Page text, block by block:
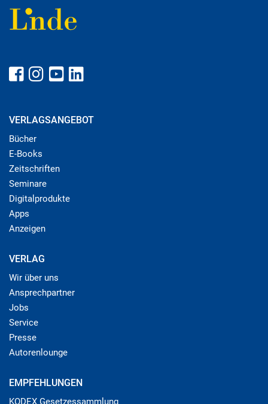
VERLAGSANGEBOT
Bücher
E-Books
Zeitschriften
Seminare
Digitalprodukte
Apps
Anzeigen
VERLAG
Wir über uns
Ansprechpartner
Jobs
Service
Presse
Autorenlounge
EMPFEHLUNGEN
KODEX Gesetzessammlung